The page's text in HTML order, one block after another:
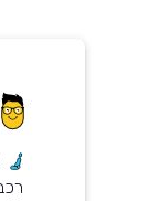
רכב זה בעל 5